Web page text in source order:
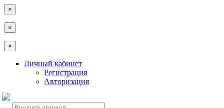
×
×
×
Личный кабинет
Регистрация
Авторизация